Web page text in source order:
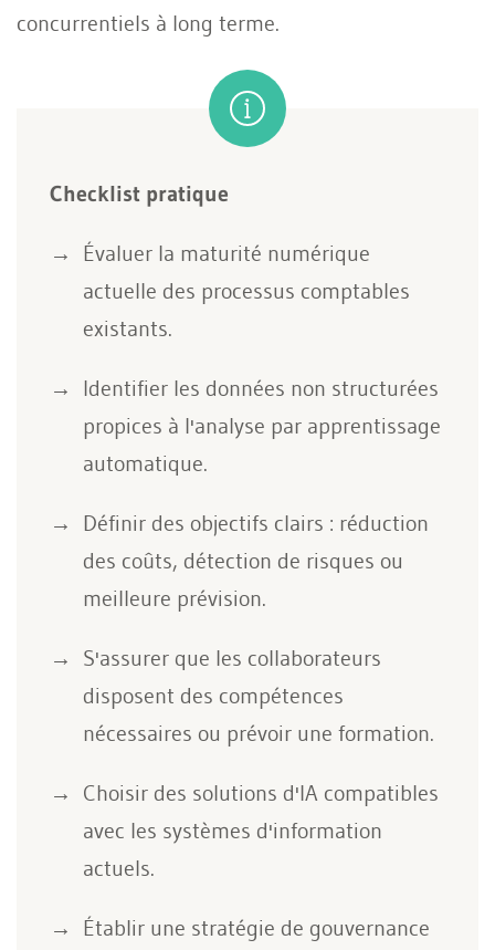
concurrentiels à long terme.
Checklist pratique
Évaluer la maturité numérique
actuelle des processus comptables
existants.
Identifier les données non structurées
propices à l'analyse par apprentissage
automatique.
Définir des objectifs clairs : réduction
des coûts, détection de risques ou
meilleure prévision.
S'assurer que les collaborateurs
disposent des compétences
nécessaires ou prévoir une formation.
Choisir des solutions d'IA compatibles
avec les systèmes d'information
actuels.
Établir une stratégie de gouvernance